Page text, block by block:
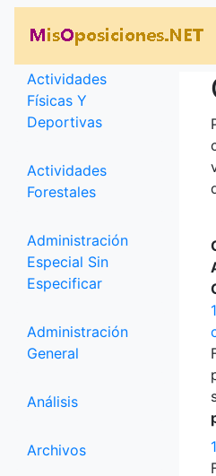
Categorías
Actividades
Físicas Y
Deportivas
Actividades
Forestales
Administración
Especial Sin
Especificar
Administración
General
Análisis
Archivos